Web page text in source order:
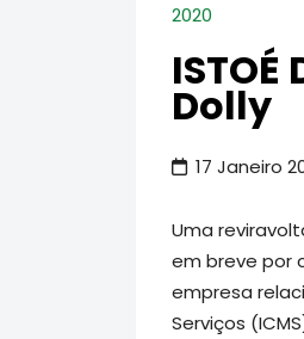
2020
Dolly
17 Janeiro
Uma
em breve por
empresa
Serviços